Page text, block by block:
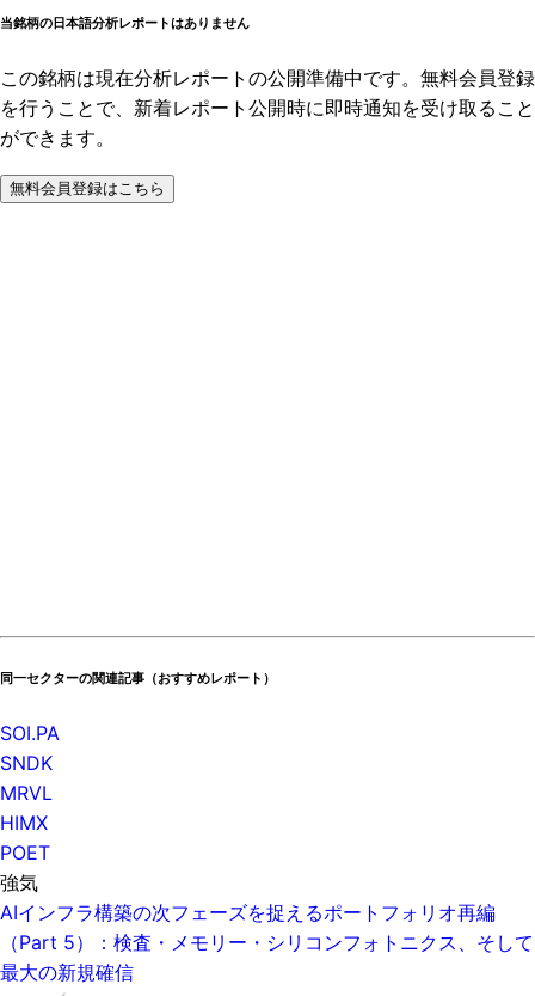
当銘柄の日本語分析レポートはありません
この銘柄は現在分析レポートの公開準備中です。無料会員登録
を行うことで、新着レポート公開時に即時通知を受け取ること
ができます。
無料会員登録はこちら
同一セクターの関連記事（おすすめレポート）
SOI.PA
SNDK
MRVL
HIMX
POET
強気
AIインフラ構築の次フェーズを捉えるポートフォリオ再編
（Part 5）：検査・メモリー・シリコンフォトニクス、そして
最大の新規確信